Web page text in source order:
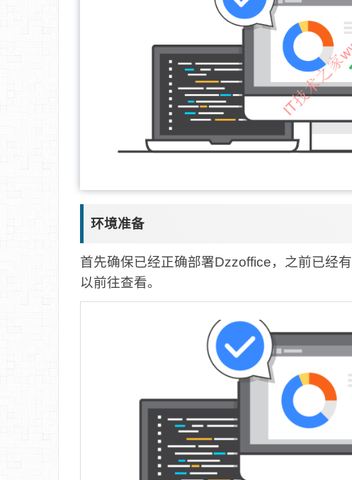
环境准备
首先确保已经正确部署Dzzoffice，之前已经
以前往查看。